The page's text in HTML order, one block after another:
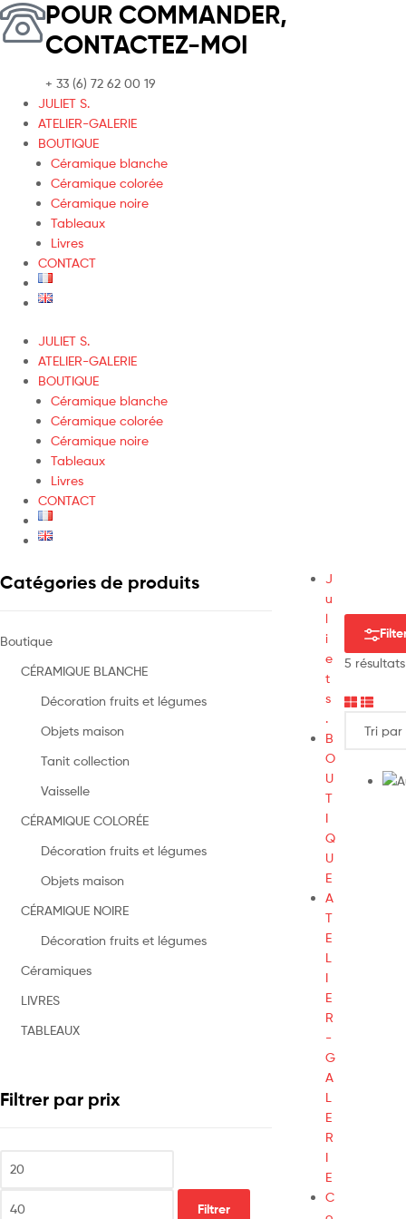
POUR COMMANDER,
CONTACTEZ-MOI
+ 33 (6) 72 62 00 19
JULIET S.
ATELIER-GALERIE
BOUTIQUE
Céramique blanche
Céramique colorée
Céramique noire
Tableaux
Livres
CONTACT
JULIET S.
ATELIER-GALERIE
BOUTIQUE
Céramique blanche
Céramique colorée
Céramique noire
Tableaux
Livres
CONTACT
5
Catégories de produits
Boutique
CÉRAMIQUE BLANCHE
Décoration fruits et légumes
Objets maison
Tanit collection
Vaisselle
CÉRAMIQUE COLORÉE
Décoration fruits et légumes
Objets maison
CÉRAMIQUE NOIRE
Décoration fruits et légumes
Céramiques
LIVRES
TABLEAUX
Filtrer par prix
Filtrer
J
u
l
i
e
t
s
.
B
O
U
T
I
Q
U
E
A
T
E
L
I
E
R
-
G
A
L
E
R
I
E
C